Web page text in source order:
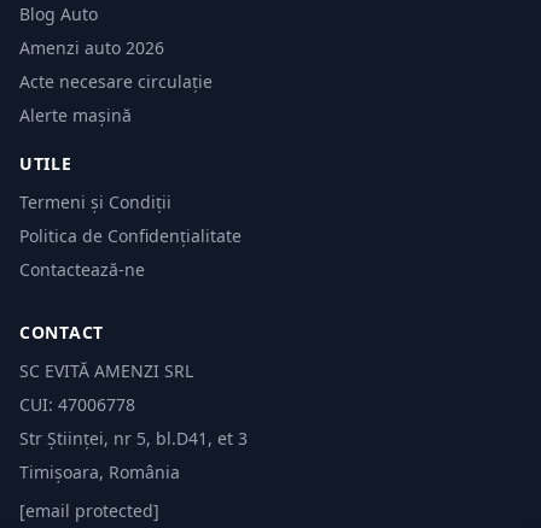
Blog Auto
Amenzi auto 2026
Acte necesare circulație
Alerte mașină
UTILE
Termeni și Condiții
Politica de Confidențialitate
Contactează-ne
CONTACT
SC EVITĂ AMENZI SRL
CUI: 47006778
Str Științei, nr 5, bl.D41, et 3
Timișoara, România
[email protected]